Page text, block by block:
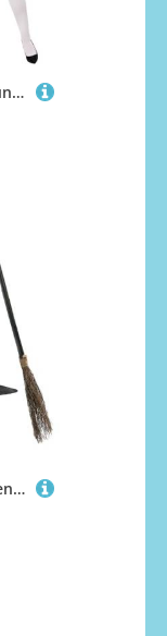
Bayerisches Damenkleid, grün-gelb, Kleid mit gelbem Rock, grünem Oberteil, weißen Strümpfen, Haarreif mit blonden Zöpfen und braunem Hut, perfekt für Oktoberfest und deutsche Kostümpartys
Damen Hexenkostüm & Besenstiel – XXL – schwarzer Hexenhut, schwarzes Kleid und 3-teiliger Hexenbesen – perfekt für Halloween-Kostüme